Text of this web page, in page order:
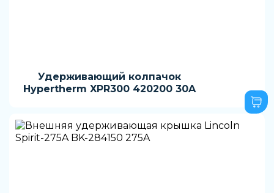
Удерживающий колпачок
Hypertherm XPR300 420200 30A